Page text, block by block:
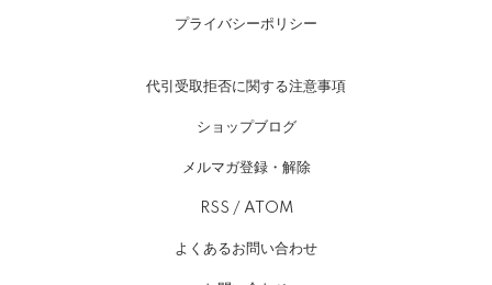
プライバシーポリシー
代引受取拒否に関する注意事項
ショップブログ
メルマガ登録・解除
RSS / ATOM
よくあるお問い合わせ